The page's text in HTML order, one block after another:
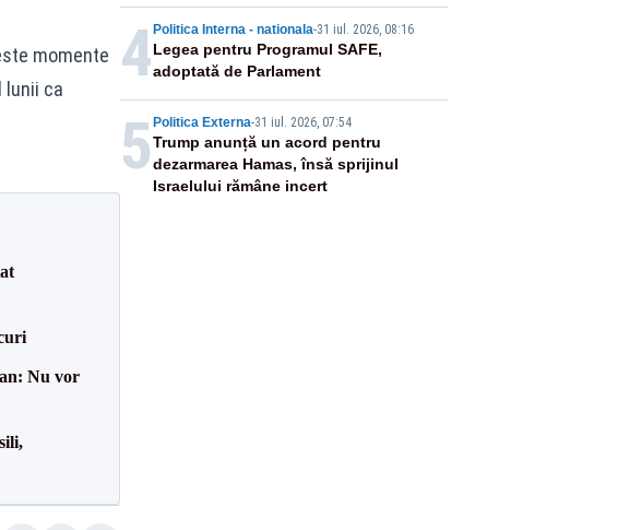
momente
lunii ca
Nu vor
4Politica Interna - nationala-31 iul. 2026, 08:16
Legea pentru Programul SAFE,
adoptată de Parlament
5 Politica Externa-31 iul. 2026, 07:54
Trump anunță un acord pentru
dezarmarea Hamas, însă sprijinul
Israelului rămâne incert